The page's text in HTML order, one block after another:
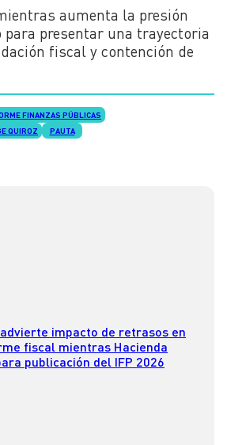
aumenta la presión
para presentar una trayectoria
fiscal y contención de
FINANZAS PÚBLICAS
QUIROZ
PAUTA
advierte impacto de retrasos en
fiscal mientras Hacienda
publicación del IFP 2026